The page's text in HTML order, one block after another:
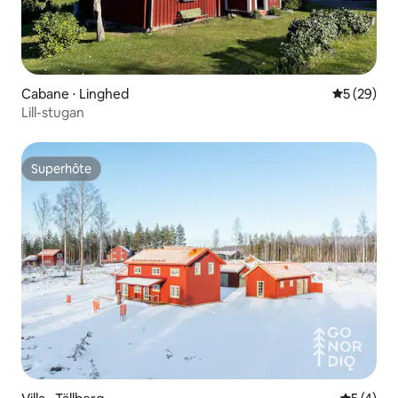
Cabane ⋅ Linghed
5 (29)
Lill-stugan
Superhôte
Superhôte